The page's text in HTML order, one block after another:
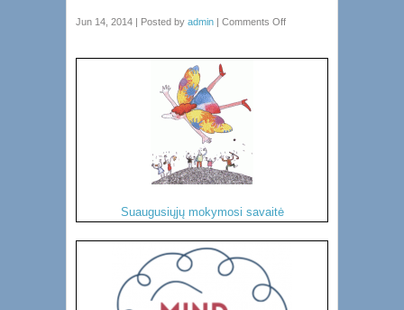
Jun 14, 2014 | Posted by admin Comments Off
Suaugusiųjų mokymosi savaitė